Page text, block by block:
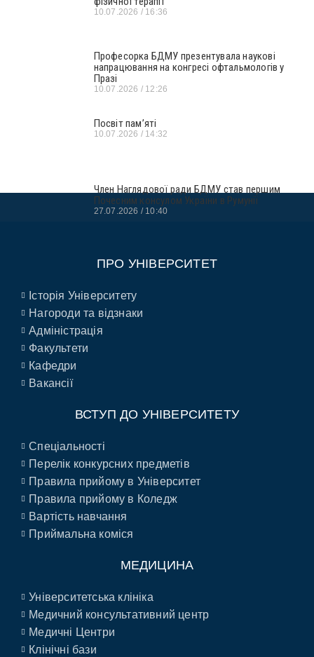
10.07.2026 16:36
Професорка БДМУ презентувала наукові
напрацювання на конгресі офтальмологів у
Празі
10.07.2026 12:26
Посвіт пам’яті
10.07.2026 14:32
Член Наглядової ради БДМУ став першим
Почесним консулом України в Румунії
27.07.2026 10:40
ПРО УНІВЕРСИТЕТ
Історія Університету
Нагороди та відзнаки
Адміністрація
Факультети
Кафедри
Вакансії
ВСТУП ДО УНІВЕРСИТЕТУ
Спеціальності
Перелік конкурсних предметів
Правила прийому в Університет
Правила прийому в Коледж
Вартість навчання
Приймальна коміся
МЕДИЦИНА
Університетська клініка
Медичний консультативний центр
Медичні Центри
Клінічні бази